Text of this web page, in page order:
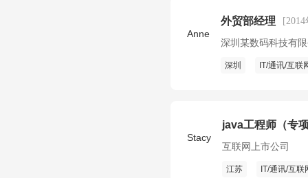
Anne
外贸部经理
深圳某数码科技有
深圳 IT/通讯/互联
Stacy
java工程师（专
互联网上市公司
江苏 IT/通讯/互联